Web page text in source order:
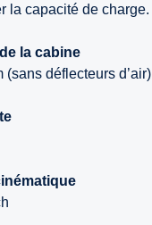
la capacité de charge.
la cabine
(sans déflecteurs d’air)